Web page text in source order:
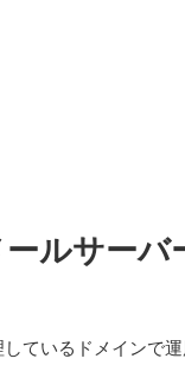
ルサーバ
ているドメインで運